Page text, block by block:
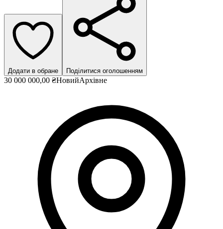
Додати в обране Поділитися оголошенням
30 000 000,00 ₴НовийАрхівне